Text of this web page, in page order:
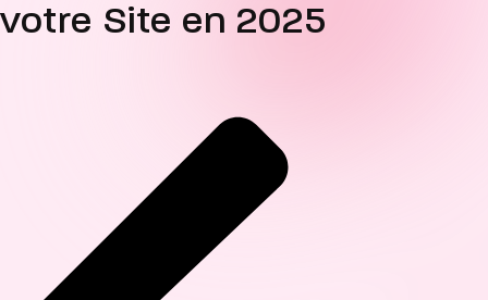
votre Site en 2025